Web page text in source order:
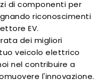
di componenti per
riconoscimenti
EV.
dei migliori
veicolo elettrico
nel contribuire a
l'innovazione.